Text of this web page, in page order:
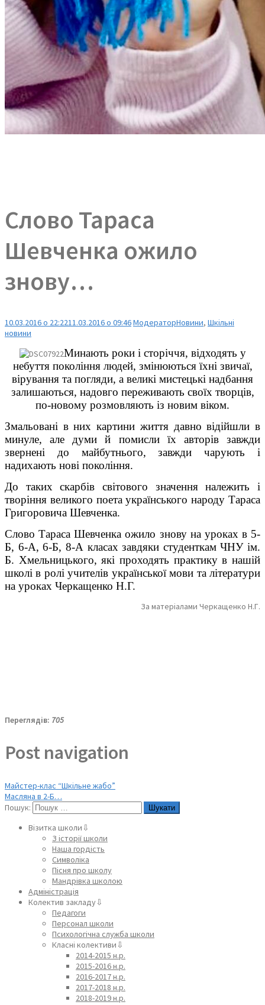
Слово Тараса
Шевченка ожило
знову…
10.03.2016 о 22:2211.03.2016 о 09:46МодераторНовини, Шкільні
новини
Минають роки і сторіччя, відходять у
небуття покоління людей, змінюються їхні звичаї,
вірування та погляди, а великі мистецькі надбання
залишаються, надовго переживають своїх творців,
по-новому розмовляють із новим віком.
Змальовані в них картини життя давно відійшли в
минуле, але думи й помисли їх авторів завжди
звернені до майбутнього, завжди чарують і
надихають нові покоління.
До таких скарбів світового значення належить і
творіння великого поета українського народу Тараса
Григоровича Шевченка.
Слово Тараса Шевченка ожило знову на уроках в 5-
Б, 6-А, 6-Б, 8-А класах завдяки студенткам ЧНУ ім.
Б. Хмельницького, які проходять практику в нашій
школі в ролі учителів української мови та літератури
на уроках Черкащенко Н.Г.
За матеріалами Черкащенко Н.Г.
Переглядів: 705
Post navigation
Майстер-клас “Шкільне жабо”
Масляна в 2-Б…
Пошук:
Візитка школи⇩
З історії школи
Наша гордість
Символіка
Пісня про школу
Мандрівка школою
Адміністрація
Колектив закладу⇩
Педагоги
Персонал школи
Психологічна служба школи
Класні колективи⇩
2014-2015 н.р.
2015-2016 н.р.
2016-2017 н.р.
2017-2018 н.р.
2018-2019 н.р.